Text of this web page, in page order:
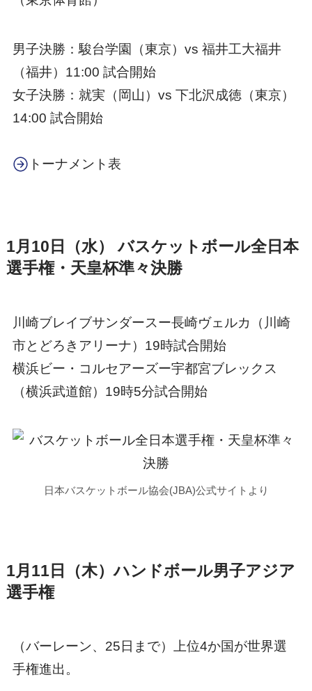
男子決勝：駿台学園（東京）vs 福井工大福井
（福井）11:00 試合開始
女子決勝：就実（岡山）vs 下北沢成徳（東京）
14:00 試合開始
トーナメント表
1月10日（水） バスケットボール全日本
選手権・天皇杯準々決勝
川崎ブレイブサンダースー長崎ヴェルカ（川崎
市とどろきアリーナ）19時試合開始
横浜ビー・コルセアーズー宇都宮ブレックス
（横浜武道館）19時5分試合開始
日本バスケットボール協会(JBA)公式サイトより
1月11日（木）ハンドボール男子アジア
選手権
（バーレーン、25日まで）上位4か国が世界選
手権進出。